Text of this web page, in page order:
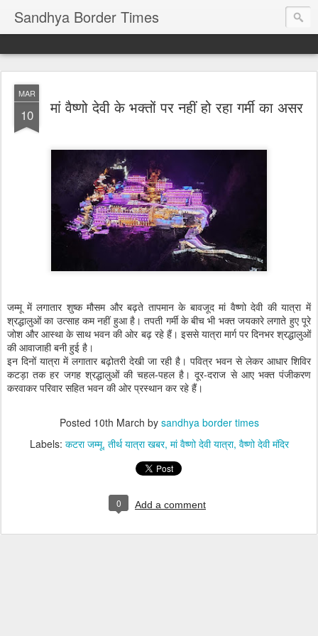
Sandhya Border Times
MAR
10 मां वैष्णो देवी के भक्तों पर नहीं हो रहा गर्मी का असर
जम्मू में लगातार शुष्क मौसम और बढ़ते तापमान के बावजूद मां वैष्णो देवी की यात्रा में
श्रद्धालुओं का उत्साह कम नहीं हुआ है। तपती गर्मी के बीच भी भक्त जयकारे लगाते हुए पूरे
जोश और आस्था के साथ भवन की ओर बढ़ रहे हैं। इससे यात्रा मार्ग पर दिनभर श्रद्धालुओं
की आवाजाही बनी हुई है।
इन दिनों यात्रा में लगातार बढ़ोतरी देखी जा रही है। पवित्र भवन से लेकर आधार शिविर
कटड़ा तक हर जगह श्रद्धालुओं की चहल-पहल है। दूर-दराज से आए भक्त पंजीकरण
करवाकर परिवार सहित भवन की ओर प्रस्थान कर रहे हैं।
Posted 10th March by sandhya border times
Labels: कटरा जम्मू तीर्थ यात्रा खबर मां वैष्णो देवी यात्रा वैष्णो देवी मंदिर
0 Add a comment